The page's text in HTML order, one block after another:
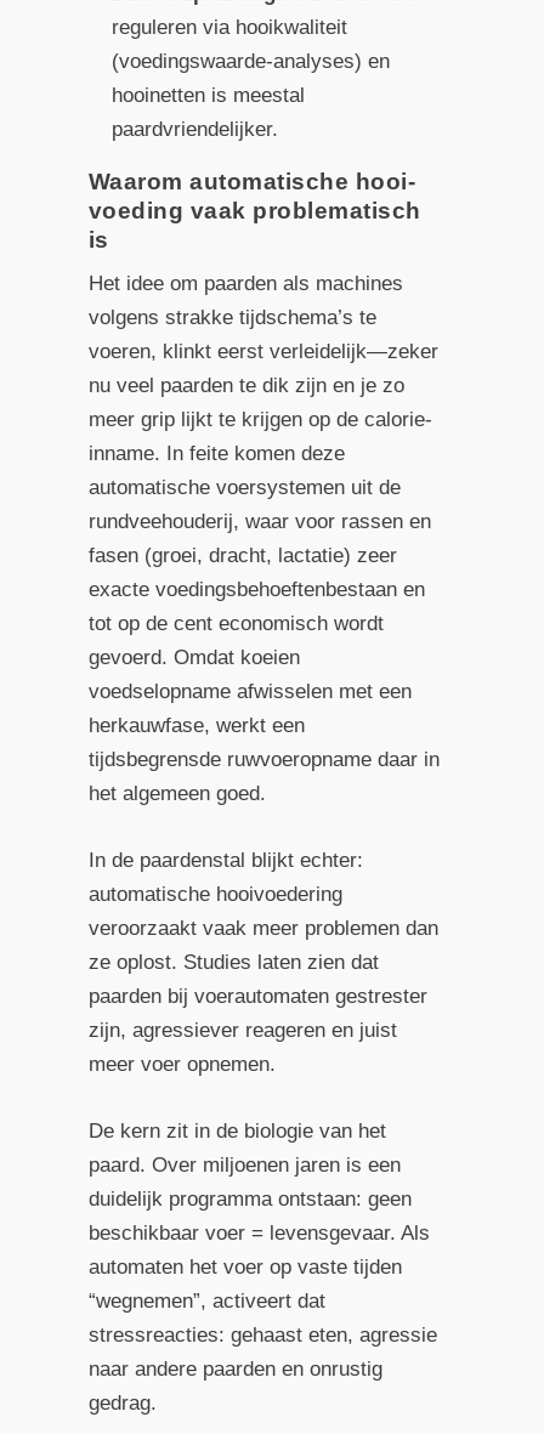
reguleren via hooi­kwaliteit
(voedingswaarde-analyses) en
hooinetten is meestal
paardvriendelijker.
Waarom automatische hooi­
voeding vaak problematisch
is
Het idee om paarden als machines
volgens strakke tijdschema’s te
voeren, klinkt eerst verleidelijk—zeker
nu veel paarden te dik zijn en je zo
meer grip lijkt te krijgen op de calorie-
inname. In feite komen deze
automatische voersystemen uit de
rundveehouderij, waar voor rassen en
fasen (groei, dracht, lactatie) zeer
exacte voedingsbehoeftenbestaan en
tot op de cent economisch wordt
gevoerd. Omdat koeien
voedselopname afwisselen met een
herkauwfase, werkt een
tijdsbegrensde ruwvoeropname daar in
het algemeen goed.
In de paardenstal blijkt echter:
automatische hooi­voedering
veroorzaakt vaak meer problemen dan
ze oplost. Studies laten zien dat
paarden bij voerautomaten gestrester
zijn, agressiever reageren en juist
meer voer opnemen.
De kern zit in de biologie van het
paard. Over miljoenen jaren is een
duidelijk programma ontstaan: geen
beschikbaar voer = levensgevaar. Als
automaten het voer op vaste tijden
“wegnemen”, activeert dat
stressreacties: gehaast eten, agressie
naar andere paarden en onrustig
gedrag.